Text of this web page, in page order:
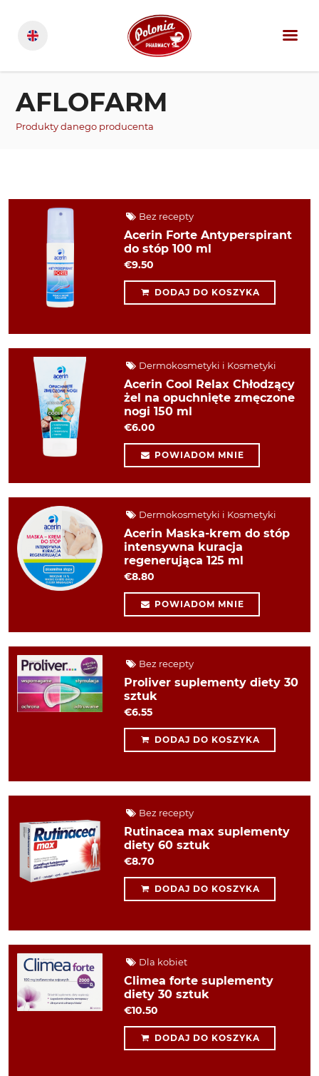
AFLOFARM
Produkty danego producenta
Bez recepty
Acerin Forte Antyperspirant
do stóp 100 ml
€9.50
DODAJ DO KOSZYKA
Dermokosmetyki i Kosmetyki
Acerin Cool Relax Chłodzący
żel na opuchnięte zmęczone
nogi 150 ml
€6.00
POWIADOM MNIE
Dermokosmetyki i Kosmetyki
Acerin Maska-krem do stóp
intensywna kuracja
regenerująca 125 ml
€8.80
POWIADOM MNIE
Bez recepty
Proliver suplementy diety 30
sztuk
€6.55
DODAJ DO KOSZYKA
Bez recepty
Rutinacea max suplementy
diety 60 sztuk
€8.70
DODAJ DO KOSZYKA
Dla kobiet
Climea forte suplementy
diety 30 sztuk
€10.50
DODAJ DO KOSZYKA